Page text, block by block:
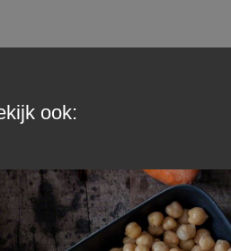
ook: